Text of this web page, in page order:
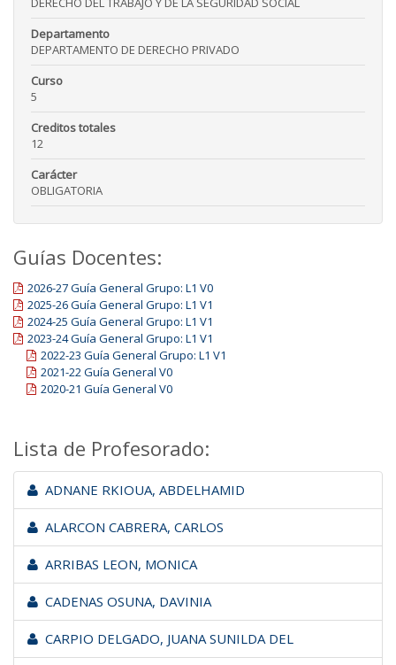
Departamento
DEPARTAMENTO DE DERECHO PRIVADO
Curso
5
Creditos totales
12
Carácter
OBLIGATORIA
Guías Docentes:
2026-27 Guía General Grupo: L1 V0
2025-26 Guía General Grupo: L1 V1
2024-25 Guía General Grupo: L1 V1
2023-24 Guía General Grupo: L1 V1
2022-23 Guía General Grupo: L1 V1
2021-22 Guía General V0
2020-21 Guía General V0
Lista de Profesorado:
ADNANE RKIOUA, ABDELHAMID
ALARCON CABRERA, CARLOS
ARRIBAS LEON, MONICA
CADENAS OSUNA, DAVINIA
CARPIO DELGADO, JUANA SUNILDA DEL